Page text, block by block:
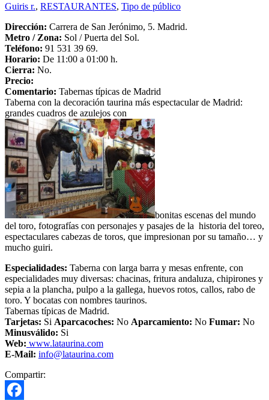
Guiris r., RESTAURANTES, Tipo de público
Dirección: Carrera de San Jerónimo, 5. Madrid.
Metro / Zona: Sol / Puerta del Sol.
Teléfono: 91 531 39 69.
Horario: De 11:00 a 01:00 h.
Cierra: No.
Precio:
Comentario: Tabernas típicas de Madrid
Taberna con la decoración taurina más espectacular de Madrid:
grandes cuadros de azulejos con
bonitas escenas del mundo
del toro, fotografías con personajes y pasajes de la historia del toreo,
espectaculares cabezas de toros, que impresionan por su tamaño… y
mucho guiri.
Especialidades: Taberna con larga barra y mesas enfrente, con
especialidades muy diversas: chacinas, fritura andaluza, chipirones y
sepia a la plancha, pulpo a la gallega, huevos rotos, callos, rabo de
toro. Y bocatas con nombres taurinos.
Tabernas típicas de Madrid.
Tarjetas: Si Aparcacoches: No Aparcamiento: No Fumar: No
Minusválido: Si
Web: www.lataurina.com
E-Mail: info@lataurina.com
Compartir: